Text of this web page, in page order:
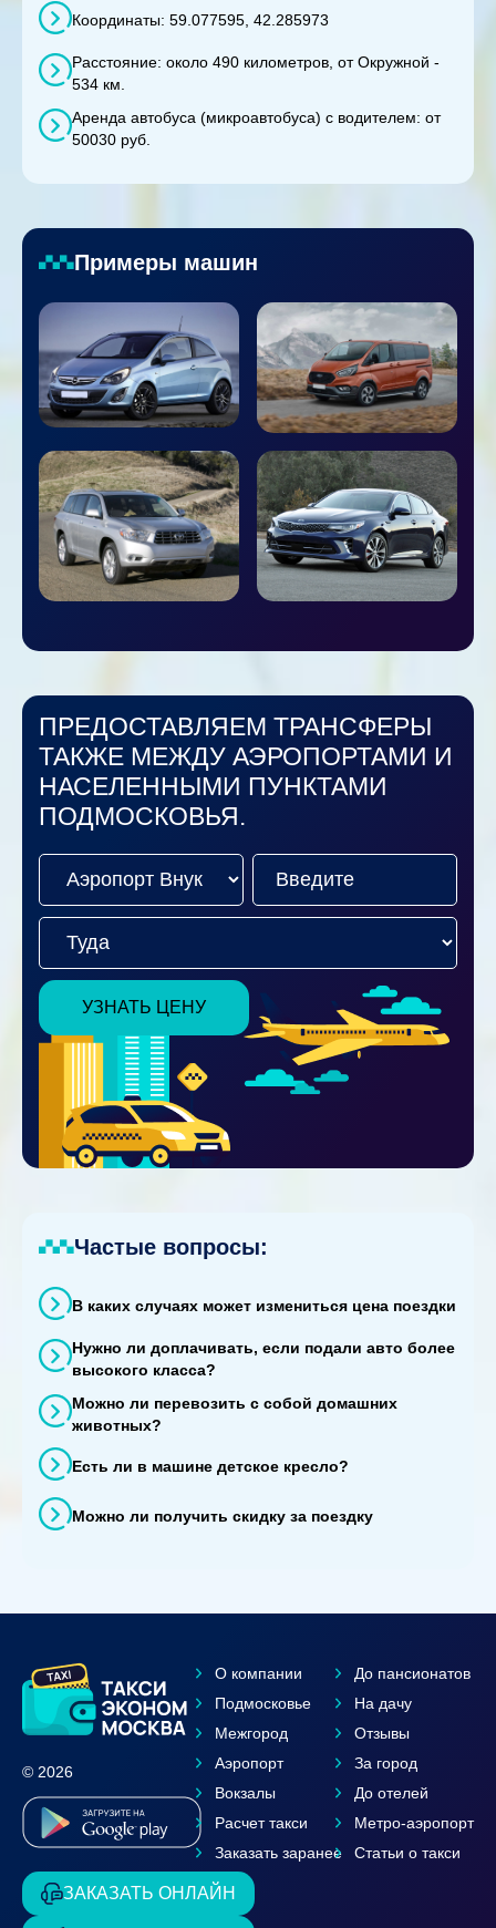
Координаты: 59.077595, 42.285973
Расстояние: около 490 километров, от Окружной -
534 км.
Аренда автобуса (микроавтобуса) с водителем: от
50030 руб.
Примеры машин
ПРЕДОСТАВЛЯЕМ ТРАНСФЕРЫ
ТАКЖЕ МЕЖДУ АЭРОПОРТАМИ И
НАСЕЛЕННЫМИ ПУНКТАМИ
ПОДМОСКОВЬЯ.
УЗНАТЬ ЦЕНУ
Частые вопросы:
В каких случаях может измениться цена поездки
Нужно ли доплачивать, если подали авто более
высокого класса?
Можно ли перевозить с собой домашних
животных?
Есть ли в машине детское кресло?
Можно ли получить скидку за поездку
© 2026
О компании
Подмосковье
Межгород
Аэропорт
Вокзалы
Расчет такси
Заказать заранее
До пансионатов
На дачу
Отзывы
За город
До отелей
Метро-аэропорт
Статьи о такси
ЗАКАЗАТЬ ОНЛАЙН